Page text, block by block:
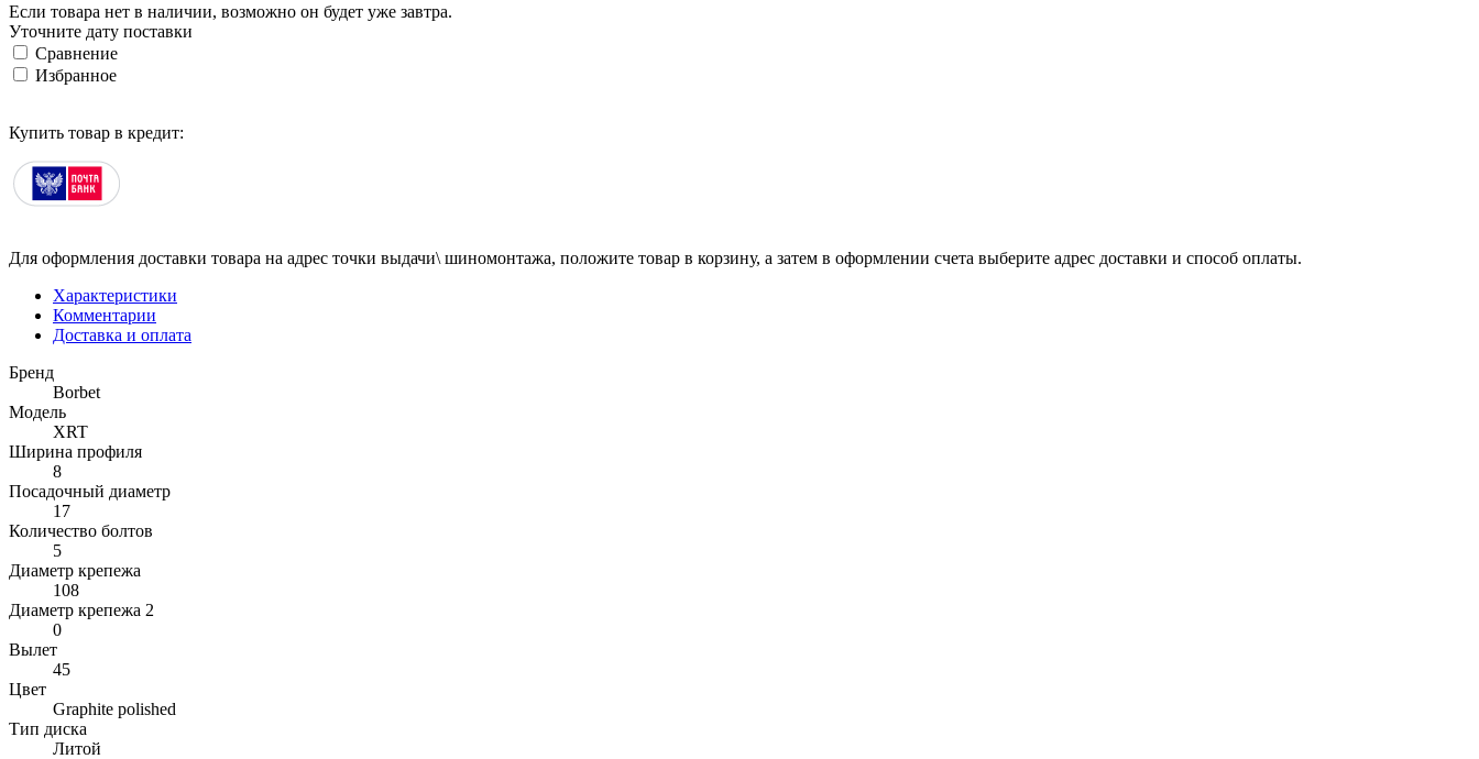
Если товара нет в наличии, возможно он будет уже завтра.
Уточните дату поставки
Сравнение
Избранное
Купить товар в кредит:
Для оформления доставки товара на адрес точки выдачи\ шиномонтажа, положите товар в корзину, а затем в оформлении счета выберите адрес доставки и способ оплаты.
Характеристики
Комментарии
Доставка и оплата
Бренд
Borbet
Модель
XRT
Ширина профиля
8
Посадочный диаметр
17
Количество болтов
5
Диаметр крепежа
108
Диаметр крепежа 2
0
Вылет
45
Цвет
Graphite polished
Тип диска
Литой